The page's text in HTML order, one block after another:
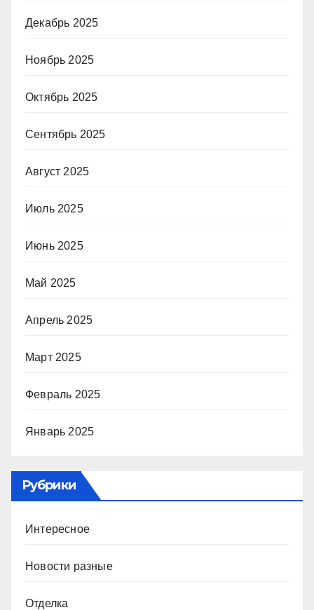
Декабрь 2025
Ноябрь 2025
Октябрь 2025
Сентябрь 2025
Август 2025
Июль 2025
Июнь 2025
Май 2025
Апрель 2025
Март 2025
Февраль 2025
Январь 2025
Рубрики
Интересное
Новости разные
Отделка